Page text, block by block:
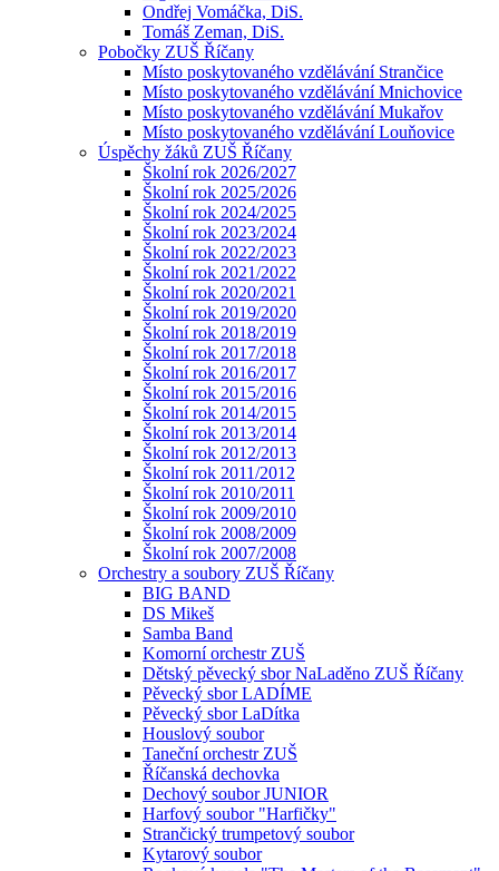
Ondřej Vomáčka, DiS.
Tomáš Zeman, DiS.
Pobočky ZUŠ Říčany
Místo poskytovaného vzdělávání Strančice
Místo poskytovaného vzdělávání Mnichovice
Místo poskytovaného vzdělávání Mukařov
Místo poskytovaného vzdělávání Louňovice
Úspěchy žáků ZUŠ Říčany
Školní rok 2026/2027
Školní rok 2025/2026
Školní rok 2024/2025
Školní rok 2023/2024
Školní rok 2022/2023
Školní rok 2021/2022
Školní rok 2020/2021
Školní rok 2019/2020
Školní rok 2018/2019
Školní rok 2017/2018
Školní rok 2016/2017
Školní rok 2015/2016
Školní rok 2014/2015
Školní rok 2013/2014
Školní rok 2012/2013
Školní rok 2011/2012
Školní rok 2010/2011
Školní rok 2009/2010
Školní rok 2008/2009
Školní rok 2007/2008
Orchestry a soubory ZUŠ Říčany
BIG BAND
DS Mikeš
Samba Band
Komorní orchestr ZUŠ
Dětský pěvecký sbor NaLaděno ZUŠ Říčany
Pěvecký sbor LADÍME
Pěvecký sbor LaDítka
Houslový soubor
Taneční orchestr ZUŠ
Říčanská dechovka
Dechový soubor JUNIOR
Harfový soubor "Harfičky"
Strančický trumpetový soubor
Kytarový soubor